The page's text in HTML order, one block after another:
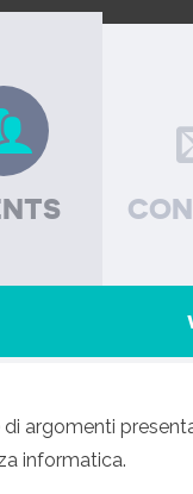
argomenti
informatica.